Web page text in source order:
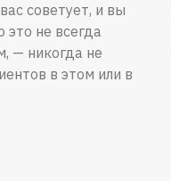
советует, и вы
это не всегда
— никогда не
в этом или в